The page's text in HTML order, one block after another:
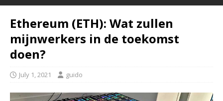
Ethereum (ETH): Wat zullen
mijnwerkers in de toekomst
doen?
July 1, 2021 guido